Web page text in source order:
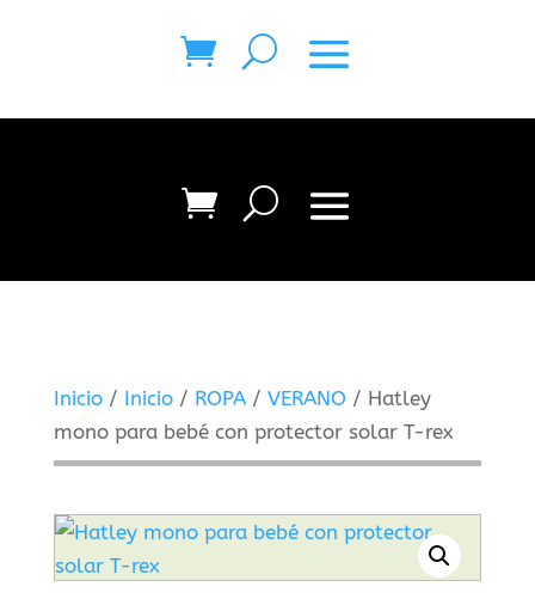
Inicio/ Inicio/ ROPA/ VERANO / Hatley
mono para bebé con protector solar T-rex